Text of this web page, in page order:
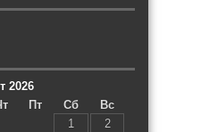
2026
Пт Сб
Вс
1
2